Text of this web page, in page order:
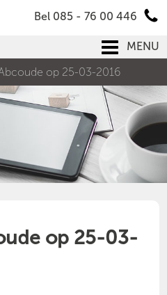
Bel 085 - 76 00 446
MENU
op 25-03-2016
op 25-03-